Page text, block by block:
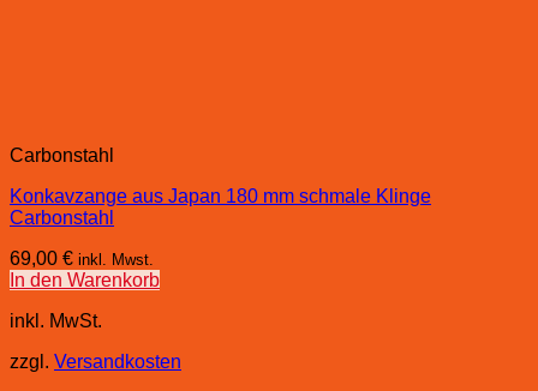
Carbonstahl
Konkavzange aus Japan 180 mm schmale Klinge
Carbonstahl
69,00 € inkl. Mwst.
In den Warenkorb
inkl. MwSt.
zzgl. Versandkosten